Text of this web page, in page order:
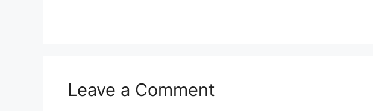
Leave a Comment